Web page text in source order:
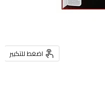
اضغط للتكبير